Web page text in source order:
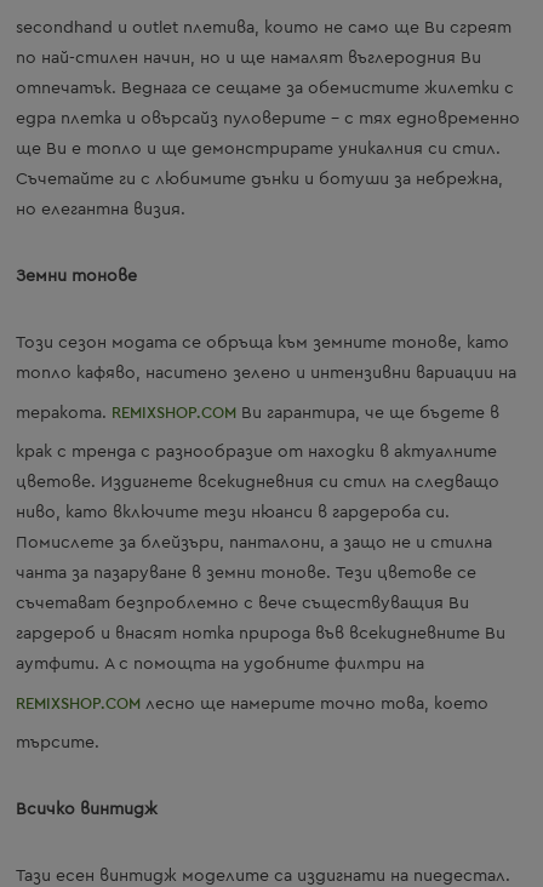
secondhand и outlet плетива, които не само ще Ви сгреят
по най-стилен начин, но и ще намалят въглеродния Ви
отпечатък. Веднага се сещаме за обемистите жилетки с
едра плетка и овърсайз пуловерите – с тях едновременно
ще Ви е топло и ще демонстрирате уникалния си стил.
Съчетайте ги с любимите дънки и ботуши за небрежна,
но елегантна визия.
Земни тонове
Този сезон модата се обръща към земните тонове, като
топло кафяво, наситено зелено и интензивни вариации на
теракота. REMIXSHOP.COM Ви гарантира, че ще бъдете в
крак с тренда с разнообразие от находки в актуалните
цветове. Издигнете всекидневния си стил на следващо
ниво, като включите тези нюанси в гардероба си.
Помислете за блейзъри, панталони, а защо не и стилна
чанта за пазаруване в земни тонове. Тези цветове се
съчетават безпроблемно с вече съществуващия Ви
гардероб и внасят нотка природа във всекидневните Ви
аутфити. А с помощта на удобните филтри на
REMIXSHOP.COM лесно ще намерите точно това, което
търсите.
Всичко винтидж
Тази есен винтидж моделите са издигнати на пиедестал.